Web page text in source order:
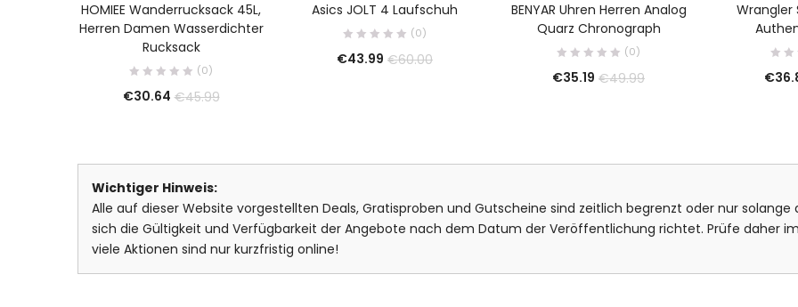
HOMIEE Wanderrucksack 45L,
Herren Damen Wasserdichter
Rucksack
(0)
€30.64 €45.99
Asics JOLT 4 Laufschuh
(0)
€43.99 €60.00
BENYAR Uhren Herren Analog
Quarz Chronograph
(0)
€35.19 €49.99
Wrangler
€
Wichtiger Hinweis:
Alle auf dieser Website vorgestellten Deals, Gratisproben und Gutscheine sind zeitlich begrenzt oder nur
sich die Gültigkeit und Verfügbarkeit der Angebote nach dem Datum der Veröffentlichung richtet. Prüfe daher
viele Aktionen sind nur kurzfristig online!